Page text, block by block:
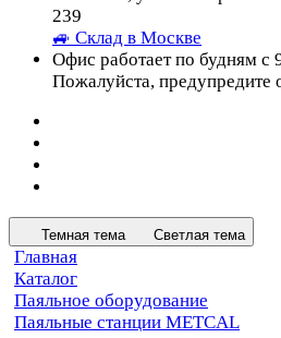
239
🚙 Склад в Москве
Офис работает по будням с
Пожалуйста, предупредите
Темная тема Светлая тема
Главная
Каталог
Паяльное оборудование
Паяльные станции METCAL